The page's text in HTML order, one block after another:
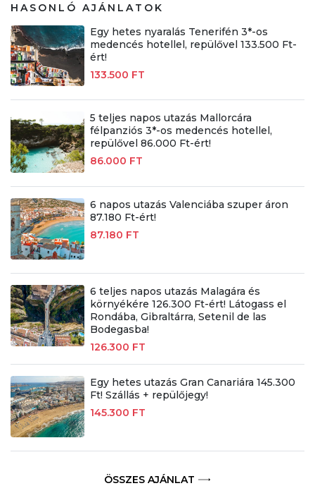
HASONLÓ AJÁNLATOK
Egy hetes nyaralás Tenerifén 3*-os
medencés hotellel, repülővel 133.500 Ft-
ért!
133.500 FT
5 teljes napos utazás Mallorcára
félpanziós 3*-os medencés hotellel,
repülővel 86.000 Ft-ért!
86.000 FT
6 napos utazás Valenciába szuper áron
87.180 Ft-ért!
87.180 FT
6 teljes napos utazás Malagára és
környékére 126.300 Ft-ért! Látogass el
Rondába, Gibraltárra, Setenil de las
Bodegasba!
126.300 FT
Egy hetes utazás Gran Canariára 145.300
Ft! Szállás + repülőjegy!
145.300 FT
ÖSSZES AJÁNLAT